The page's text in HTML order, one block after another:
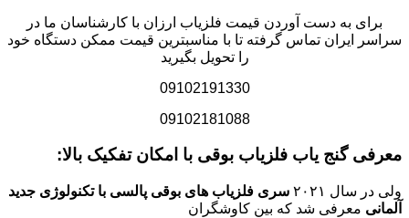
برای به دست آوردن قیمت فلزیاب ارزان با کارشناسان ما در
سراسر ایران تماس گرفته تا با مناسبترین قیمت ممکن دستگاه خود
را تحویل بگیرید
09102191330
09102181088
معرفی گنج یاب فلزیاب بوقی با امکان تفکیک بالا:
ولی در سال ۲۰۲۱
سری فلزیاب های بوقی پالسی با تکنولوژی جدید
آلمانی معرفی شد که بین کاوشگران